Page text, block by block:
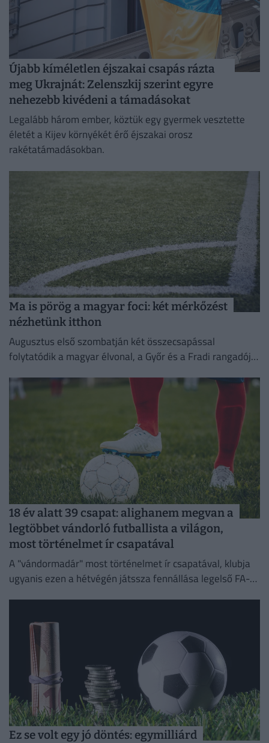
Újabb kíméletlen éjszakai csapás rázta
meg Ukrajnát: Zelenszkij szerint egyre
nehezebb kivédeni a támadásokat
Legalább három ember, köztük egy gyermek vesztette
életét a Kijev környékét érő éjszakai orosz
rakétatámadásokban.
Ma is pörög a magyar foci: két mérkőzést
nézhetünk itthon
Augusztus első szombatján két összecsapással
folytatódik a magyar élvonal, a Győr és a Fradi rangadója
18 év alatt 39 csapat: alighanem megvan a
legtöbbet vándorló futballista a világon,
most történelmet ír csapatával
A "vándormadár" most történelmet ír csapatával, klubja
ugyanis ezen a hétvégén játssza fennállása legelső FA-
Ez se volt egy jó döntés: egymilliárd